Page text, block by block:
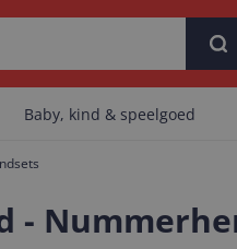
Baby, kind & speelgoed
-